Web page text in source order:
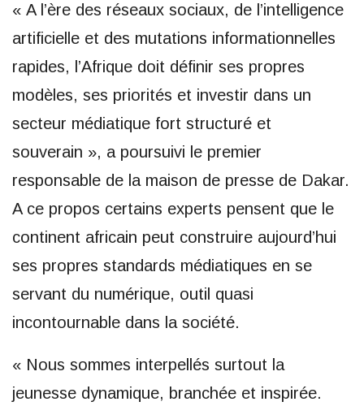
« A l’ère des réseaux sociaux, de l’intelligence
artificielle et des mutations informationnelles
rapides, l’Afrique doit définir ses propres
modèles, ses priorités et investir dans un
secteur médiatique fort structuré et
souverain », a poursuivi le premier
responsable de la maison de presse de Dakar.
A ce propos certains experts pensent que le
continent africain peut construire aujourd’hui
ses propres standards médiatiques en se
servant du numérique, outil quasi
incontournable dans la société.
« Nous sommes interpellés surtout la
jeunesse dynamique, branchée et inspirée.